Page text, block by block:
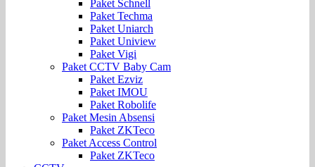
Paket Schnell
Paket Techma
Paket Uniarch
Paket Uniview
Paket Vigi
Paket CCTV Baby Cam
Paket Ezviz
Paket IMOU
Paket Robolife
Paket Mesin Absensi
Paket ZKTeco
Paket Access Control
Paket ZKTeco